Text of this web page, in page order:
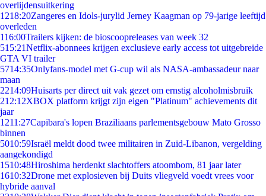
overlijdensuitkering
1218:20Zangeres en Idols-jurylid Jerney Kaagman op 79-jarige leeftijd
overleden
116:00Trailers kijken: de bioscoopreleases van week 32
515:21Netflix-abonnees krijgen exclusieve early access tot uitgebreide
GTA VI trailer
5714:35Onlyfans-model met G-cup wil als NASA-ambassadeur naar
maan
2214:09Huisarts per direct uit vak gezet om ernstig alcoholmisbruik
212:12XBOX platform krijgt zijn eigen "Platinum" achievements dit
jaar
1211:27Capibara's lopen Braziliaans parlementsgebouw Mato Grosso
binnen
5010:59Israël meldt dood twee militairen in Zuid-Libanon, vergelding
aangekondigd
1510:48Hiroshima herdenkt slachtoffers atoombom, 81 jaar later
1610:32Drone met explosieven bij Duits vliegveld voedt vrees voor
hybride aanval